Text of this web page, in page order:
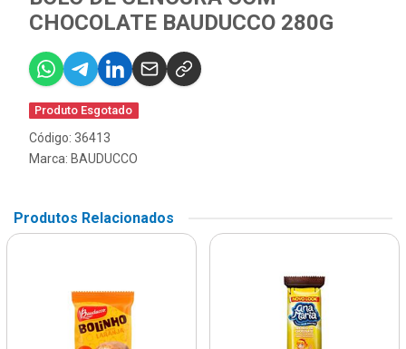
CHOCOLATE BAUDUCCO 280G
Produto Esgotado
Código: 36413
Marca: BAUDUCCO
Produtos Relacionados